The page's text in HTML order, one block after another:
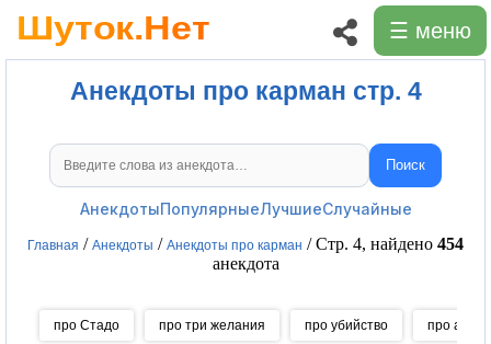
☰ меню
Анекдоты про карман стр. 4
Поиск анекдотов Поиск
АнекдотыПопулярныеЛучшиеСлучайные
Главная / Анекдоты / Анекдоты про карман / Стр. 4, найдено 454
анекдота
про Стадо про три желания про убийство про